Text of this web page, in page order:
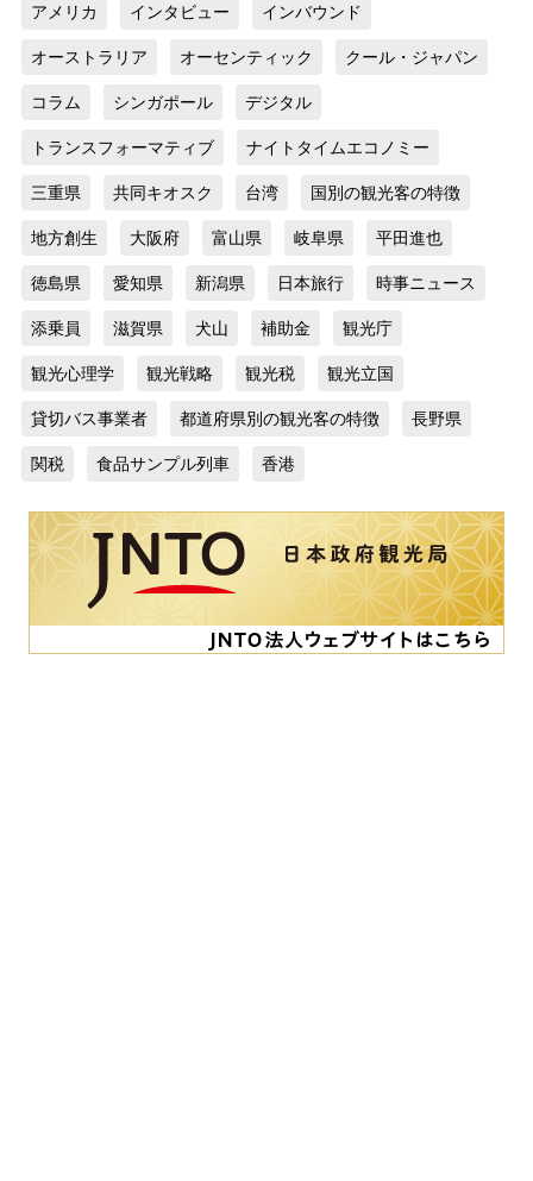
アメリカ インタビュー インバウンド
オーストラリア オーセンティック クール・ジャパン
コラム シンガポール デジタル
トランスフォーマティブ ナイトタイムエコノミー
三重県 共同キオスク 台湾 国別の観光客の特徴
地方創生 大阪府 富山県 岐阜県 平田進也
徳島県 愛知県 新潟県 日本旅行 時事ニュース
添乗員 滋賀県 犬山 補助金 観光庁
観光心理学 観光戦略 観光税 観光立国
貸切バス事業者 都道府県別の観光客の特徴 長野県
関税 食品サンプル列車 香港